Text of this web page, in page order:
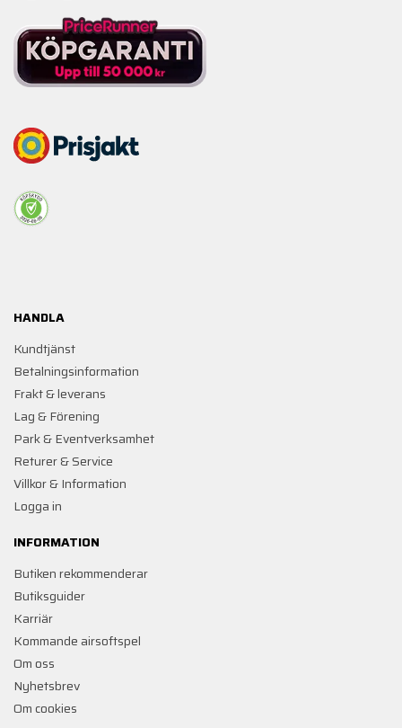
HANDLA
Kundtjänst
Betalningsinformation
Frakt & leverans
Lag & Förening
Park & Eventverksamhet
Returer & Service
Villkor & Information
Logga in
INFORMATION
Butiken rekommenderar
Butiksguider
Karriär
Kommande airsoftspel
Om oss
Nyhetsbrev
Om cookies